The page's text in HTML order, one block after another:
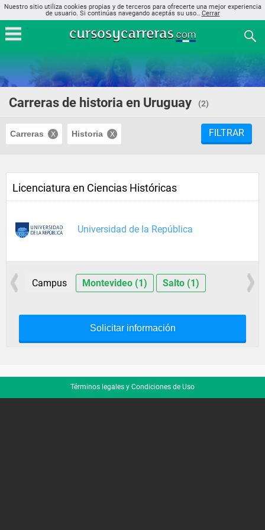
Nuestro sitio utiliza cookies propias y de terceros para ofrecerte una mejor experiencia
de usuario. Si continúas navegando aceptás su uso.. Cerrar
Carreras de historia en Uruguay (2)
Carreras Historia FILTRAR
Licenciatura en Ciencias Históricas
Universidad de la República
Campus Montevideo (1) Salto (1)
Solicitar información
Términos legales y Condiciones de Uso